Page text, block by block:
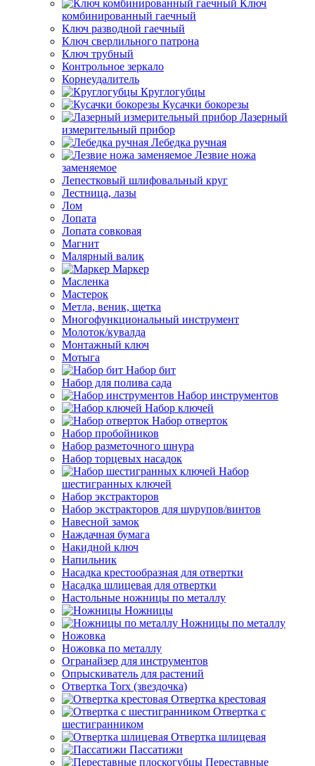
Ключ
комбинированный гаечный
Ключ разводной гаечный
Ключ сверлильного патрона
Ключ трубный
Контрольное зеркало
Корнеудалитель
Круглогубцы
Кусачки бокорезы
Лазерный
измерительный прибор
Лебедка ручная
Лезвие ножа
заменяемое
Лепестковый шлифовальный круг
Лестница, лазы
Лом
Лопата
Лопата совковая
Магнит
Малярный валик
Маркер
Масленка
Мастерок
Метла, веник, щетка
Многофункциональный инструмент
Молоток/кувалда
Монтажный ключ
Мотыга
Набор бит
Набор для полива сада
Набор инструментов
Набор ключей
Набор отверток
Набор пробойников
Набор разметочного шнура
Набор торцевых насадок
Набор
шестигранных ключей
Набор экстракторов
Набор экстракторов для шурупов/винтов
Навесной замок
Наждачная бумага
Накидной ключ
Напильник
Насадка крестообразная для отвертки
Насадка шлицевая для отвертки
Настольные ножницы по металлу
Ножницы
Ножницы по металлу
Ножовка
Ножовка по металлу
Огранайзер для инструментов
Опрыскиватель для растений
Отвертка Torx (звездочка)
Отвертка крестовая
Отвертка с
шестигранником
Отвертка шлицевая
Пассатижи
Переставные